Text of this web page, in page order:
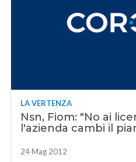
LA VERTENZA
Nsn, Fiom: "No ai
l'azienda cambi il
24 Mag 2012